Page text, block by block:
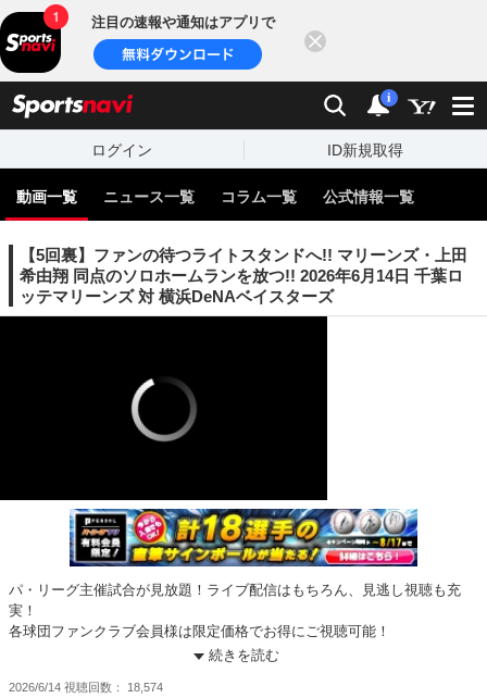
注目の速報や通知はアプリで
検索 通知
i
ログイン ID新規取得
動画一覧 ニュース一覧 コラム一覧 公式情報一覧
【5回裏】ファンの待つライトスタンドへ!! マリーンズ・上田
希由翔 同点のソロホームランを放つ!! 2026年6月14日 千葉ロ
ッテマリーンズ 対 横浜DeNAベイスターズ
パ・リーグ主催試合が見放題！ライブ配信はもちろん、見逃し視聴も充
実！
各球団ファンクラブ会員様は限定価格でお得にご視聴可能！
https://pacificleague.com/ptv?utm_source=sportsnavi&utm_medium=vod
続きを読む
2026/6/14 視聴回数 18,574